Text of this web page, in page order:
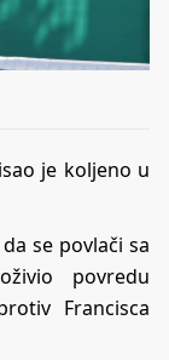
je koljeno u
se povlači sa
povredu
Francisca